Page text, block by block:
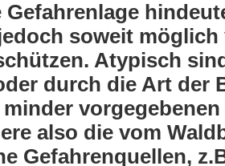
Gefahrenlage
soweit
Atypisch
durch die Art der
also die vom
Gefahrenquellen,